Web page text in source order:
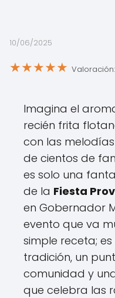
10/06/2025
★★★★★
Imagina el
recién frita
con las
de cientos de
es solo una
de la Fiesta
en Gobernador
evento que va
simple receta;
tradición, un
comunidad y
que celebra las